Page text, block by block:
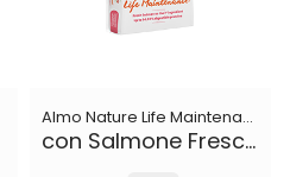
Almo Nature Life Maintenance
con Salmone Fresco L